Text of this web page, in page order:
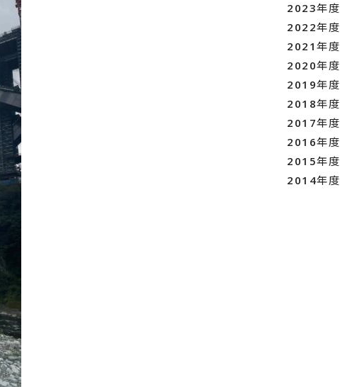
2023年度
2022年度
2021年度
2020年度
2019年度
2018年度
2017年度
2016年度
2015年度
2014年度